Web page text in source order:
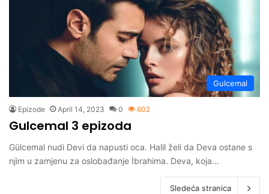
Gulcemal
Epizode April 14, 2023 0 602
Gulcemal 3 epizoda
Gülcemal nudi Devi da napusti oca. Halil želi da Deva ostane s
njim u zamjenu za oslobađanje İbrahima. Deva, koja…
Sledeća stranica